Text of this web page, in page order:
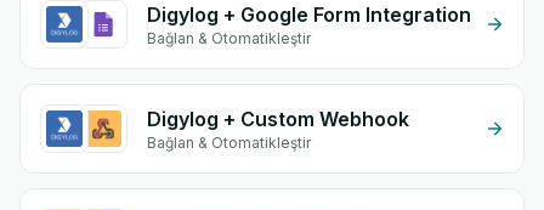
Digylog + Google Form Integration
Bağlan & Otomatikleştir
Digylog + Custom Webhook
Bağlan & Otomatikleştir